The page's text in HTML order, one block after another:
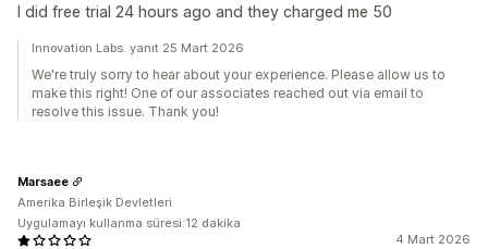
I did free trial 24 hours ago and they charged me 50
Innovation Labs. yanıt 25 Mart 2026
We're truly sorry to hear about your experience. Please allow us to
make this right! One of our associates reached out via email to
resolve this issue. Thank you!
4 Mart 2026
Marsaee
Amerika Birleşik Devletleri
Uygulamayı kullanma süresi:12 dakika